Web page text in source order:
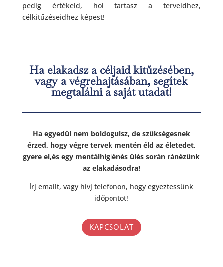
pedig értékeld, hol tartasz a terveidhez,
célkitűzéseidhez képest!
Ha elakadsz a céljaid kitűzésében,
vagy a végrehajtásában, segítek
megtalálni a saját utadat!
Ha egyedül nem boldogulsz, de szükségesnek
érzed, hogy végre tervek mentén éld az életedet,
gyere el,és egy mentálhigiénés ülés során ránézünk
az elakadásodra!
Írj emailt, vagy hívj telefonon, hogy egyeztessünk
időpontot!
KAPCSOLAT